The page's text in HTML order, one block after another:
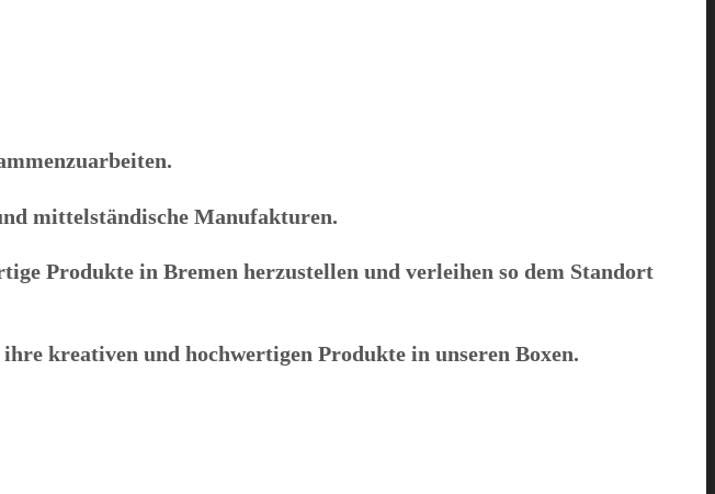
mittelständische Manufakturen.
Produkte in Bremen herzustellen und verleihen so dem Standort
kreativen und hochwertigen Produkte in unseren Boxen.